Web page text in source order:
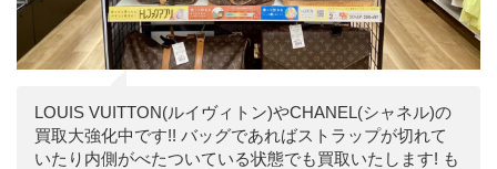
LOUIS VUITTON(ルイヴィトン)やCHANEL(シャネル)の
買取大強化中です!! バッグであればストラップが切れて
いたり内側がべたついている状態でも買取いたします! も